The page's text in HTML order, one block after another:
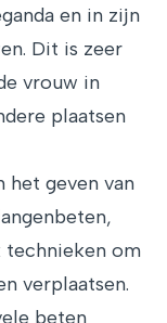
en in zijn
Dit is zeer
vrouw in
plaatsen
het geven van
technieken om
verplaatsen.
beten